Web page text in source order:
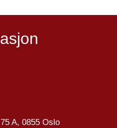
A, 0855 Oslo